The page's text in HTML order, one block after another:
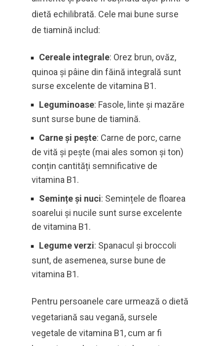
dietă echilibrată. Cele mai bune surse
de tiamină includ:
Cereale integrale: Orez brun, ovăz,
quinoa și pâine din făină integrală sunt
surse excelente de vitamina B1.
Leguminoase: Fasole, linte și mazăre
sunt surse bune de tiamină.
Carne și pește: Carne de porc, carne
de vită și pește (mai ales somon și ton)
conțin cantități semnificative de
vitamina B1.
Semințe și nuci: Semințele de floarea
soarelui și nucile sunt surse excelente
de vitamina B1.
Legume verzi: Spanacul și broccoli
sunt, de asemenea, surse bune de
vitamina B1.
Pentru persoanele care urmează o dietă
vegetariană sau vegană, sursele
vegetale de vitamina B1, cum ar fi